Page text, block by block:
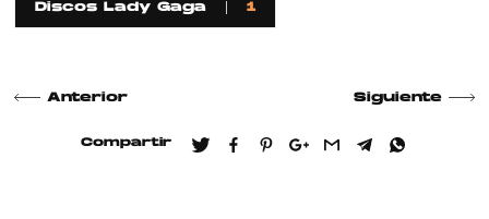
Discos Lady Gaga 1
Anterior Siguiente
Compartir